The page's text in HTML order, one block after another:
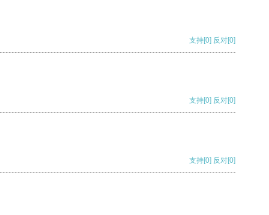
支持[0] 反对[0]
支持[0] 反对[0]
支持[0] 反对[0]